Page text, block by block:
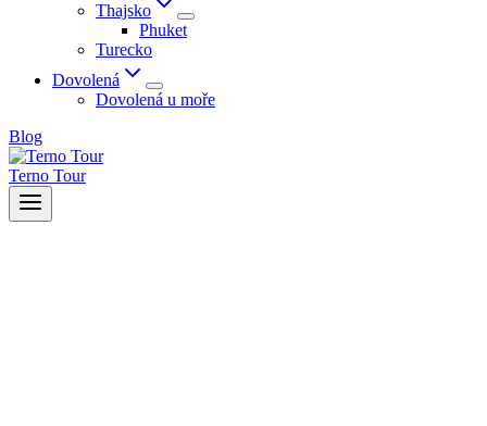
Thajsko
Phuket
Turecko
Dovolená
Dovolená u moře
Blog
Terno Tour